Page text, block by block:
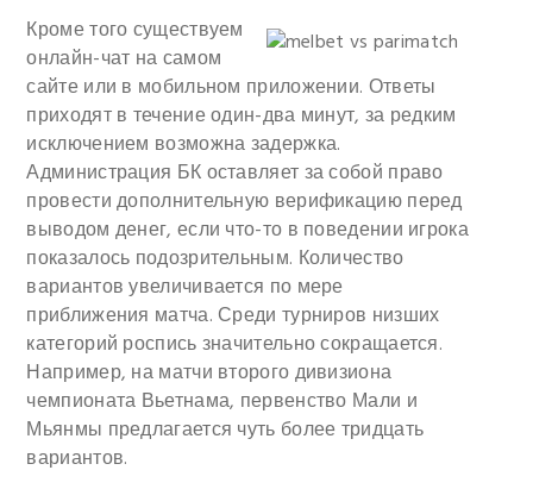
Кроме того существуем
онлайн-чат на самом
сайте или в мобильном приложении. Ответы
приходят в течение один-два минут, за редким
исключением возможна задержка.
Администрация БК оставляет за собой право
провести дополнительную верификацию перед
выводом денег, если что-то в поведении игрока
показалось подозрительным. Количество
вариантов увеличивается по мере
приближения матча. Среди турниров низших
категорий роспись значительно сокращается.
Например, на матчи второго дивизиона
чемпионата Вьетнама, первенство Мали и
Мьянмы предлагается чуть более тридцать
вариантов.